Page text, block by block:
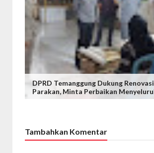
DPRD Temanggung Dukung
Parakan, Minta Perbaikan
Tambahkan Komentar